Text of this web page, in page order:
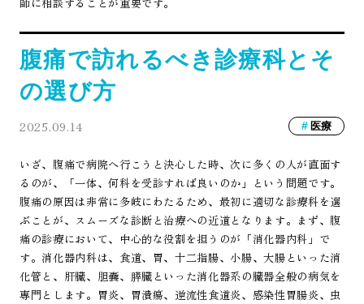
腹痛で訪れるべき診療科とそ
の選び方
2025.09.14 医療
いざ、腹痛で病院へ行こうと決心した時、次に多くの人が直面す
るのが、「一体、何科を受診すれば良いのか」という問題です。
腹痛の原因は非常に多岐にわたるため、最初に適切な診療科を選
ぶことが、スムーズな診断と治療への近道となります。まず、腹
痛の診療において、中心的な役割を担うのが「消化器内科」で
す。消化器内科は、食道、胃、十二指腸、小腸、大腸といった消
化管と、肝臓、胆嚢、膵臓といった消化器系の臓器全般の病気を
専門とします。胃炎、胃潰瘍、逆流性食道炎、感染性胃腸炎、虫